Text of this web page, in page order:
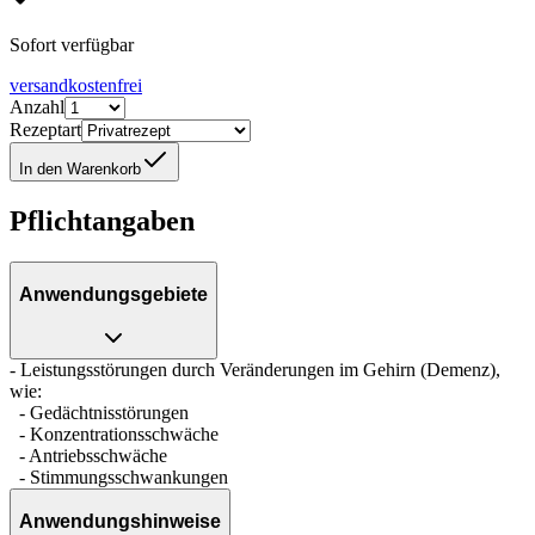
Sofort verfügbar
versandkostenfrei
Anzahl
Rezeptart
In den Warenkorb
Pflichtangaben
Anwendungsgebiete
- Leistungsstörungen durch Veränderungen im Gehirn (Demenz),
wie:
- Gedächtnisstörungen
- Konzentrationsschwäche
- Antriebsschwäche
- Stimmungsschwankungen
Anwendungshinweise